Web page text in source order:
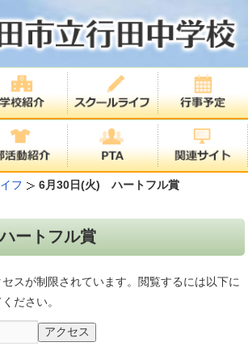
フ 6月30日(火) ハートフル賞
ートフル賞
スが制限されています。閲覧するには以下に
ださい。